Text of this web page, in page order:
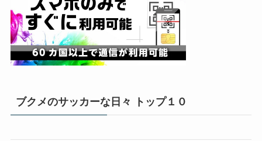
ブクメのサッカーな日々 トップ１０